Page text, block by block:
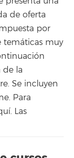
de oferta
por
temáticas muy
de la
Se incluyen
Para
Las